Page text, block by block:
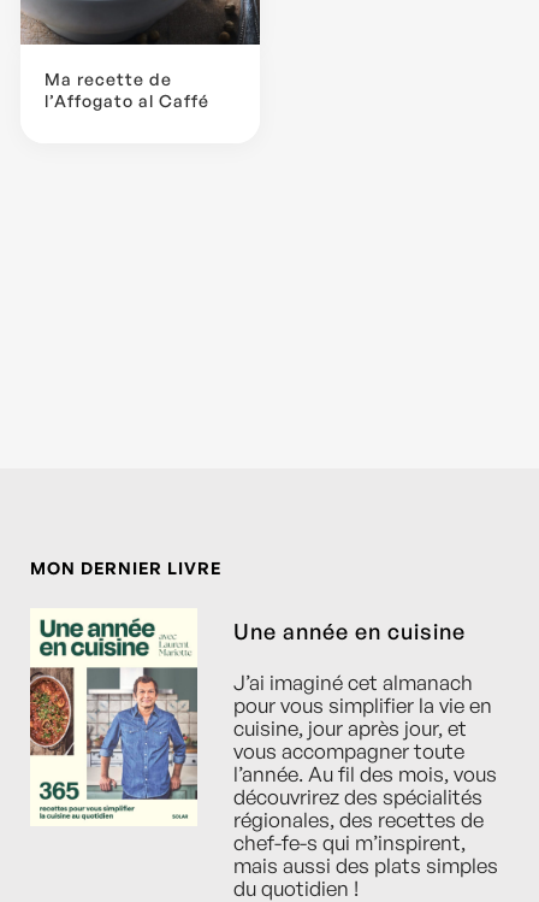
Ma recette de
l’Affogato al Caffé
MON DERNIER LIVRE
Une année en cuisine
J’ai imaginé cet almanach
pour vous simplifier la vie en
cuisine, jour après jour, et
vous accompagner toute
l’année. Au fil des mois, vous
découvrirez des spécialités
régionales, des recettes de
chef-fe-s qui m’inspirent,
mais aussi des plats simples
du quotidien !